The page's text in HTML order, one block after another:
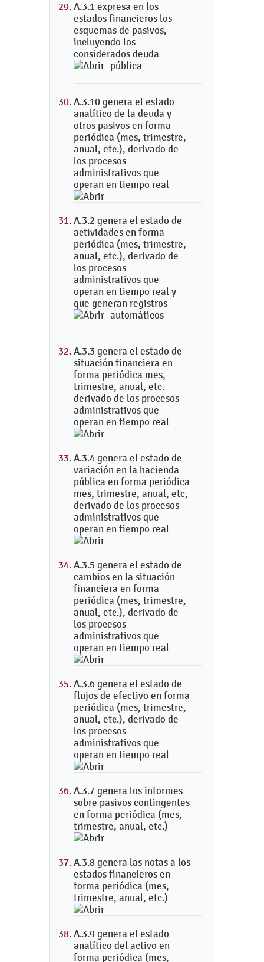
A.3.1 expresa en los
estados financieros los
esquemas de pasivos,
incluyendo los
considerados deuda
pública
A.3.10 genera el estado
analítico de la deuda y
otros pasivos en forma
periódica (mes, trimestre,
anual, etc.), derivado de
los procesos
administrativos que
operan en tiempo real
A.3.2 genera el estado de
actividades en forma
periódica (mes, trimestre,
anual, etc.), derivado de
los procesos
administrativos que
operan en tiempo real y
que generan registros
automáticos
A.3.3 genera el estado de
situación financiera en
forma periódica mes,
trimestre, anual, etc.
derivado de los procesos
administrativos que
operan en tiempo real
A.3.4 genera el estado de
variación en la hacienda
pública en forma periódica
mes, trimestre, anual, etc,
derivado de los procesos
administrativos que
operan en tiempo real
A.3.5 genera el estado de
cambios en la situación
financiera en forma
periódica (mes, trimestre,
anual, etc.), derivado de
los procesos
administrativos que
operan en tiempo real
A.3.6 genera el estado de
flujos de efectivo en forma
periódica (mes, trimestre,
anual, etc.), derivado de
los procesos
administrativos que
operan en tiempo real
A.3.7 genera los informes
sobre pasivos contingentes
en forma periódica (mes,
trimestre, anual, etc.)
A.3.8 genera las notas a los
estados financieros en
forma periódica (mes,
trimestre, anual, etc.)
A.3.9 genera el estado
analítico del activo en
forma periódica (mes,